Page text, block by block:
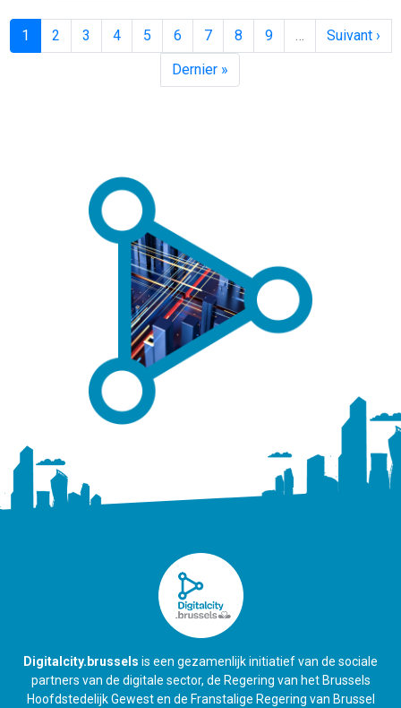
Huidige
pagina
1 Pagina
2 Pagina
3 Pagina
4 Pagina
5 Pagina
6 Pagina
7 Pagina
8 Pagina
9 …
Volgende
pagina
Suivant ›
Laatste
pagina
Dernier »
Digitalcity.brussels is een gezamenlijk initiatief van de sociale
partners van de digitale sector, de Regering van het Brussels
Hoofdstedelijk Gewest en de Franstalige Regering van Brussel